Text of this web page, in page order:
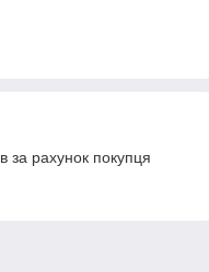
за рахунок покупця